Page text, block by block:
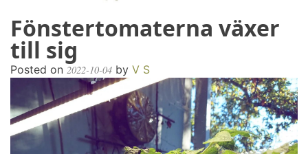
odlingslotten.com
Odling på 200 kvm i Stockholms utkant
Fönstertomaterna växer
till sig
Posted on 2022-10-04 by V S